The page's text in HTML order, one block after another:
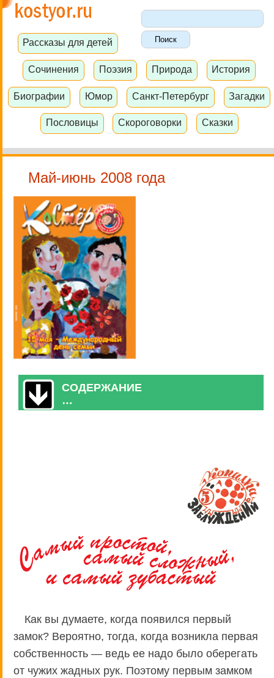
Рассказы для детей
Сочинения Поэзия Природа История
Биографии Юмор Санкт-Петербург Загадки
Пословицы Скороговорки Сказки
Май-июнь 2008 года
СОДЕРЖАНИЕ
…
Как вы думаете, когда появился первый
замок? Вероятно, тогда, когда возникла первая
собственность — ведь ее надо было оберегать
от чужих жадных рук. Поэтому первым замком